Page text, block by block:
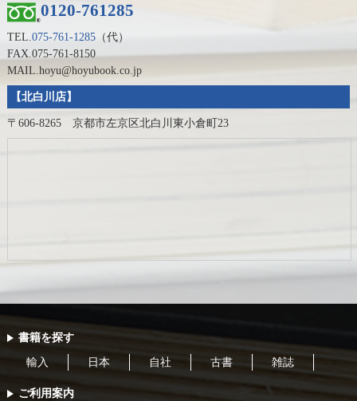
0120-761285
TEL.075-761-1285（代）
FAX.075-761-8150
MAIL.hoyu@hoyubook.co.jp
【北白川店】
〒606-8265 京都市左京区北白川東小倉町23
書籍を探す
輸入 日本 自社 古書 雑誌
ご利用案内